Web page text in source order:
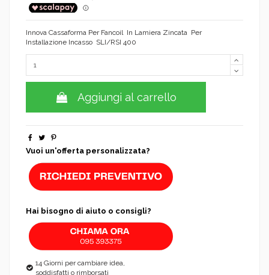
Innova Cassaforma Per Fancoil In Lamiera Zincata Per
Installazione Incasso SLI/RSI 400
Aggiungi al carrello
Vuoi un'offerta personalizzata?
Hai bisogno di aiuto o consigli?
14 Giorni per cambiare idea,
soddisfatti o rimborsati